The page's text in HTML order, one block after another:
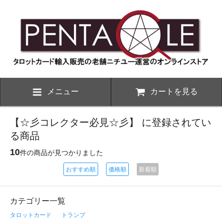
メニュー カートを見る
【☆彡コレクター必見☆彡】 に登録されてい
る商品
10件の商品が見つかりました
おすすめ順 価格順 新着順
カテゴリー一覧
タロットカード トランプ